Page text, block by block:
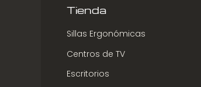
Tienda
Sillas Ergonómicas
Centros de TV
Escritorios